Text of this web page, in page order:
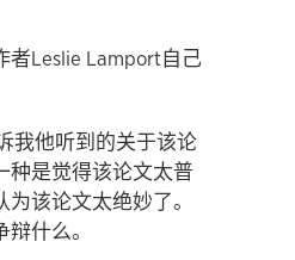
者Leslie Lamport自己
我他听到的关于该论
种是觉得该论文太普
该论文太绝妙了。
什么。